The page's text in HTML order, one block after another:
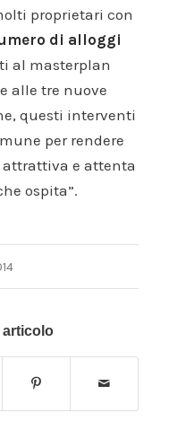
proprietari con
di alloggi
al masterplan
alle tre nuove
questi interventi
per rendere
e attenta
ospita”.